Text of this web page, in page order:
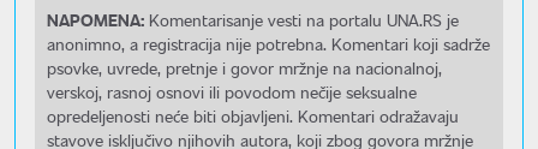
NAPOMENA: Komentarisanje vesti na portalu UNA.RS je
anonimno, a registracija nije potrebna. Komentari koji sadrže
psovke, uvrede, pretnje i govor mržnje na nacionalnoj,
verskoj, rasnoj osnovi ili povodom nečije seksualne
opredeljenosti neće biti objavljeni. Komentari odražavaju
stavove isključivo njihovih autora, koji zbog govora mržnje